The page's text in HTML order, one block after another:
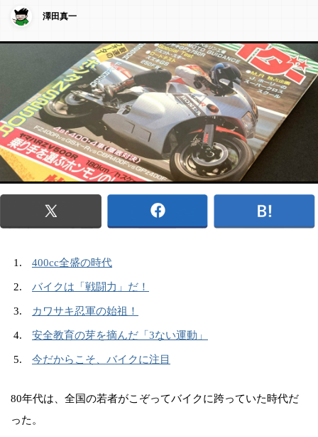
澤田真一
400cc全盛の時代
バイクは「戦闘力」だ！
カワサキ忍軍の始祖！
安全教育の芽を摘んだ「3ない運動」
今だからこそ、バイクに注目
80年代は、全国の若者がこぞってバイクに跨っていた時代だ
った。